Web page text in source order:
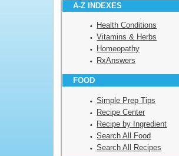
A-Z INDEXES
Health Conditions
Vitamins & Herbs
Homeopathy
RxAnswers
FOOD
Simple Prep Tips
Recipe Center
Recipe by Ingredient
Search All Food
Search All Recipes